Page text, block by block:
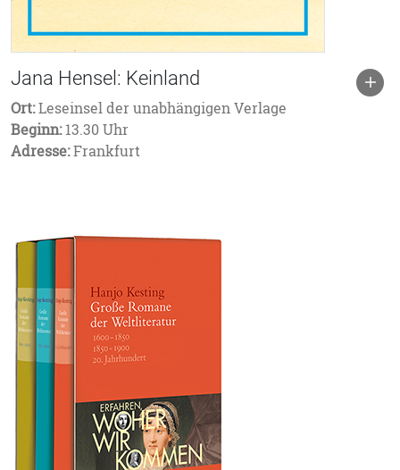
Jana Hensel: Keinland
Ort:Leseinsel der unabhängigen Verlage
Beginn:13.30 Uhr
Adresse:Frankfurt